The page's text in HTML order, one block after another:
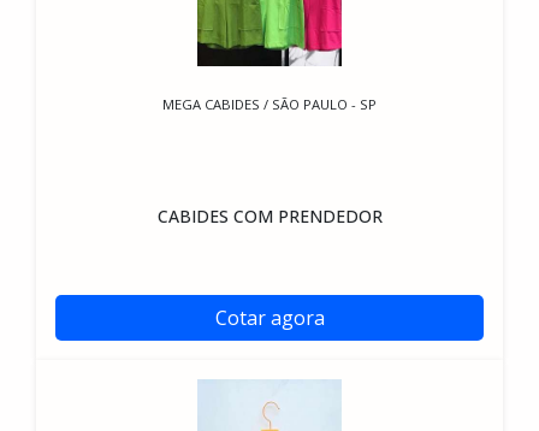
MEGA CABIDES / SÃO PAULO - SP
CABIDES COM PRENDEDOR
Cotar agora